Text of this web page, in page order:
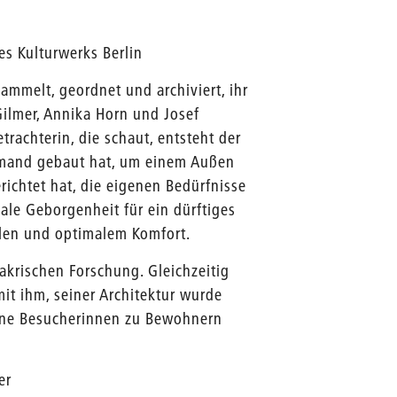
Kulturwerks Berlin
geordnet und archiviert, ihr
Annika Horn und Josef
die schaut, entsteht der
gebaut hat, um einem Außen
hat, die eigenen Bedürfnisse
Geborgenheit für ein dürftiges
und optimalem Komfort.
Forschung. Gleichzeitig
ihm, seiner Architektur wurde
Besucherinnen zu Bewohnern